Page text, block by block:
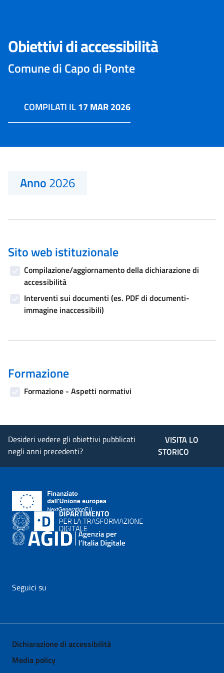
Obiettivi di accessibilità
Comune di Capo di Ponte
COMPILATI IL17 MAR 2026
Anno2026
Sito web istituzionale
Compilazione/aggiornamento della dichiarazione di
accessibilità
Interventi sui documenti (es. PDF di documenti-
immagine inaccessibili)
Formazione
Formazione - Aspetti normativi
Desideri vedere gli obiettivi pubblicati
negli anni precedenti?
VISITA LO
STORICO
Seguici su
Dichiarazione di accessibilità
Media policy